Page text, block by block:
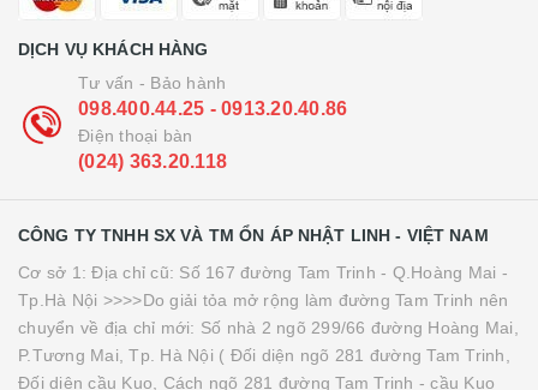
DỊCH VỤ KHÁCH HÀNG
Tư vấn - Bảo hành
098.400.44.25 - 0913.20.40.86
Điện thoại bàn
(024) 363.20.118
CÔNG TY TNHH SX VÀ TM ỔN ÁP NHẬT LINH - VIỆT NAM
Cơ sở 1: Địa chỉ cũ: Số 167 đường Tam Trinh - Q.Hoàng Mai -
Tp.Hà Nội >>>>Do giải tỏa mở rộng làm đường Tam Trinh nên
chuyển về địa chỉ mới: Số nhà 2 ngõ 299/66 đường Hoàng Mai,
P.Tương Mai, Tp. Hà Nội ( Đối diện ngõ 281 đường Tam Trinh,
Đối diện cầu Kuo, Cách ngõ 281 đường Tam Trinh - cầu Kuo